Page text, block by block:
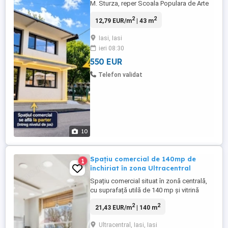
10
M. Sturza, reper Scoala Populara de Arte
imobil (P+E), suprafata utila 44 mp
generos 36 mp, grup sanitar, 2 spatii
depozitare. Suprafata vitrata cu acces
direct din strada 8 ml, locuri ...
12,79 EUR/m2| 43 m2
Iasi, Iasi
ieri 08:30
550 EUR
Telefon validat
1
Spațiu comercial de 140mp de
închiriat în zona Ultracentral
Spațiu comercial situat în zonă centrală,
cu suprafață utilă de 140 mp și vitrină
excelentă și lumină naturală pe tot
21,43 EUR/m2| 140 m2
Ultracentral, Iasi, Iasi